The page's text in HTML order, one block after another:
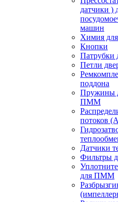
датчики )
машин
Химия
Кнопки
Петли
поддона
Пружины
ПММ
потоков
Датчики
Фильтры
для ПММ